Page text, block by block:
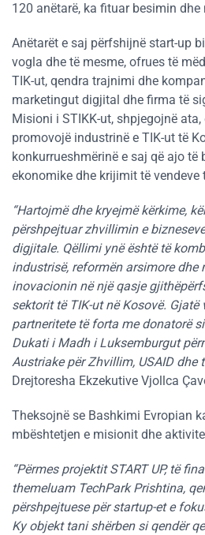
120 anëtarë, ka fituar besimin dhe
Anëtarët e saj përfshijnë start-up
vogla dhe të mesme, ofrues të
TIK-ut, qendra trajnimi dhe
marketingut digjital dhe firma të
Misioni i STIKK-ut, shpjegojnë
promovojë industrinë e TIK-ut të
konkurrueshmërinë e saj që ajo të
ekonomike dhe krijimit të vendeve
“Hartojmë dhe kryejmë kërkime,
përshpejtuar zhvillimin e
digjitale. Qëllimi ynë është të
industrisë, reformën arsimore dhe
inovacionin në një qasje
sektorit të TIK-ut në Kosovë. Gjatë
partneritete të forta me donatorë
Dukati i Madh i Luksemburgut
Austriake për Zhvillim, USAID dhe
Drejtoresha Ekzekutive Vjollca
Theksojnë se Bashkimi Evropian
mbështetjen e misionit dhe
“Përmes projektit START UP, të
themeluam TechPark Prishtina,
përshpejtuese për startup-et e
Ky objekt tani shërben si qendër